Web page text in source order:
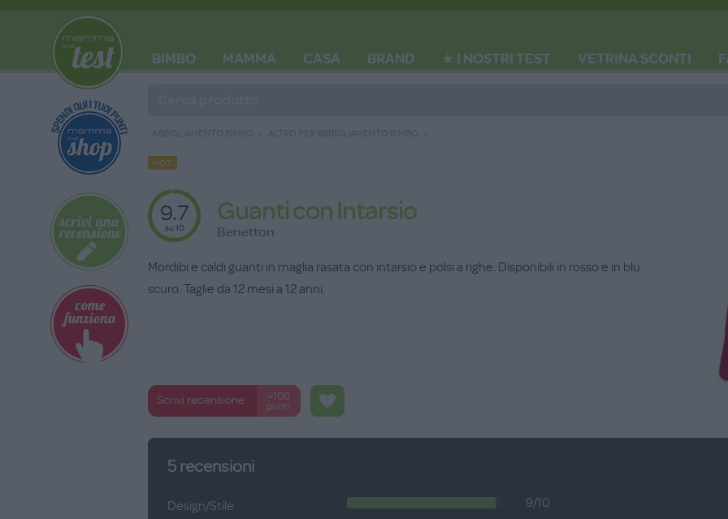
BIMBO MAMMA CASA BRAND ★ I NOSTRI TEST VETRINA SCONTI
ABBIGLIAMENTO BIMBO ALTRO PER ABBIGLIAMENTO BIMBO
HOT
9.7
su 10
Guanti con Intarsio
Benetton
Mordibi e caldi guanti in maglia rasata con intarsio e polsi a righe. Disponibili in rosso e in blu
scuro. Taglie da 12 mesi a 12 anni.
Scrivi recensione
+100
punti
5 recensioni
Design/Stile
9/10